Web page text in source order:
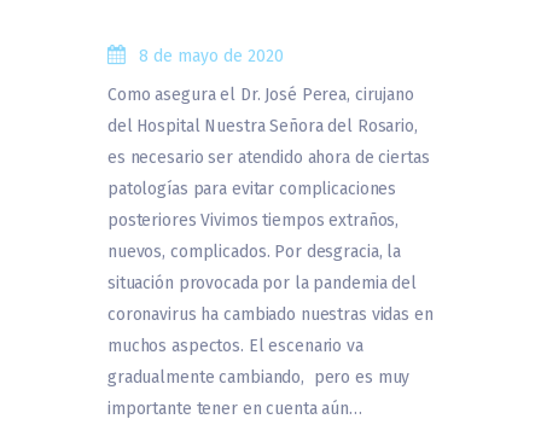
8 de mayo de 2020
Como asegura el Dr. José Perea, cirujano
del Hospital Nuestra Señora del Rosario,
es necesario ser atendido ahora de ciertas
patologías para evitar complicaciones
posteriores Vivimos tiempos extraños,
nuevos, complicados. Por desgracia, la
situación provocada por la pandemia del
coronavirus ha cambiado nuestras vidas en
muchos aspectos. El escenario va
gradualmente cambiando, pero es muy
importante tener en cuenta aún…